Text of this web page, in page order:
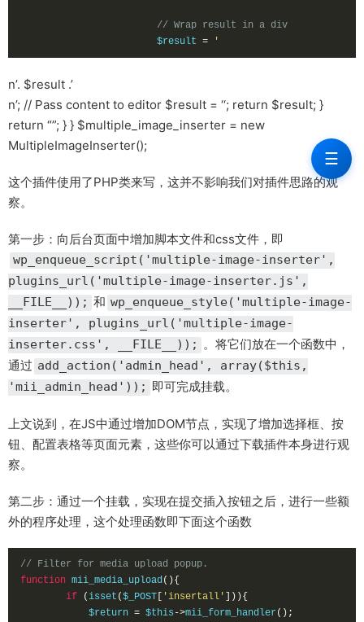
// Wrap result in a div
			$result
= '
n’. $result .’
n’; // Pass content to editor $result = ‘‘; return $result; }
return “”; } } $multiple_image_inserter = new
MultipleImageInserter();
这个插件使用了PHP类来写，这并不影响我们对插件思路的观
察。
第一步：向后台页面中增加脚本文件和css文件，即
wp_enqueue_script('multiple-image-inserter',
plugins_url('multiple-image-inserter.js',
__FILE__)); 和 wp_enqueue_style('multiple-image-
inserter', plugins_url('multiple-image-
inserter.css', __FILE__));
。将它们放在一个函数中，
通过 add_action('admin_head', array($this,
'mii_admin_head')); 即可完成挂载。
上文说到，在JS中通过增加DOM节点，实现了增加选择框、按
钮、配置表格等页面元素，这些你可以通过下载插件本身进行观
察。
第二步：通过一个挂载，实现在提交插入按钮之后，进行一些额
外的程序处理，这个处理函数即下面这个函数
// Filter for media upload popup.
function mii_media_upload (){
if
(isset ($_POST [ 'insertall' ])){
	    $return
= $this ->mii_form_handler();
☰